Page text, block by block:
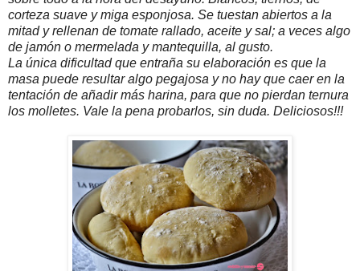
corteza suave y miga esponjosa. Se tuestan abiertos a la
mitad y rellenan de tomate rallado, aceite y sal; a veces algo
de jamón o mermelada y mantequilla, al gusto.
La única dificultad que entraña su elaboración es que la
masa puede resultar algo pegajosa y no hay que caer en la
tentación de añadir más harina, para que no pierdan ternura
los molletes. Vale la pena probarlos, sin duda. Deliciosos!!!